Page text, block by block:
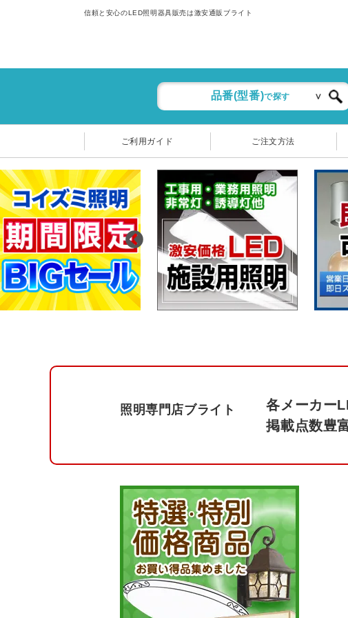
信頼と安心のLED照明器具販売は激安通販ブライト
品番(型番)で探す
ご利用ガイド ご注文方法
照明専門店ブライト
各メーカー
掲載点数豊